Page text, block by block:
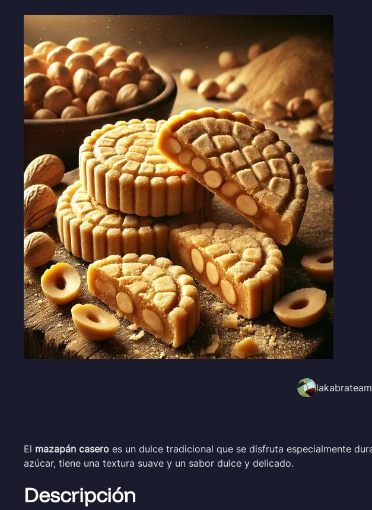
El mazapán casero es un dulce tradicional que se disfruta especialmente
azúcar, tiene una textura suave y un sabor dulce y delicado.
Descripción